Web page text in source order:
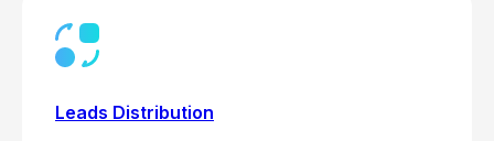
Leads Distribution